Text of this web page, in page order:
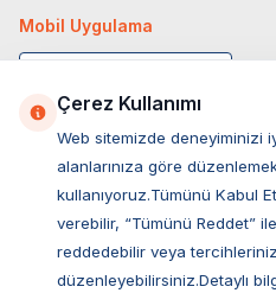
Mobil Uygulama
Çerez Kullanımı
Web sitemizde deneyiminizi
alanlarınıza göre
kullanıyoruz.Tümünü Kabul
verebilir, “Tümünü Reddet”
reddedebilir veya
düzenleyebilirsiniz.Detaylı